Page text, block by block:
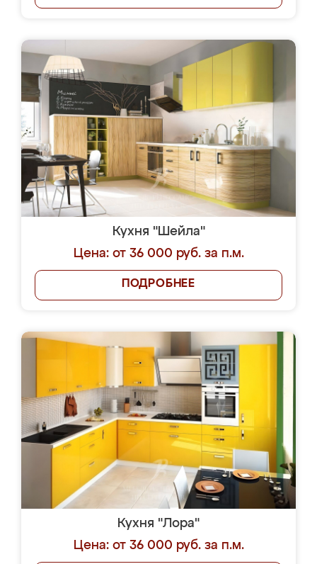
Кухня "Шейла"
Цена: от 36 000 руб. за п.м.
ПОДРОБНЕЕ
Кухня "Лора"
Цена: от 36 000 руб. за п.м.